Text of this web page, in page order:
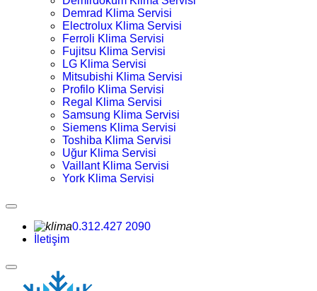
Demrad Klima Servisi
Electrolux Klima Servisi
Ferroli Klima Servisi
Fujitsu Klima Servisi
LG Klima Servisi
Mitsubishi Klima Servisi
Profilo Klima Servisi
Regal Klima Servisi
Samsung Klima Servisi
Siemens Klima Servisi
Toshiba Klima Servisi
Uğur Klima Servisi
Vaillant Klima Servisi
York Klima Servisi
0.312.427 2090
İletişim